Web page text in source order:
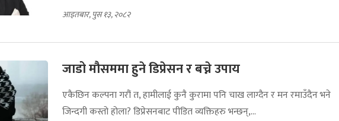
आइतबार, पुस १३, २०८२
जाडो मौसममा हुने डिप्रेसन र बच्ने उपाय
एकैछिन कल्पना गरौं त, हामीलाई कुनै कुरामा पनि चाख लाग्दैन र मन रमाउँदैन भने
जिन्दगी कस्तो होला? डिप्रेसनबाट पीडित व्यक्तिहरु भन्छन्,...